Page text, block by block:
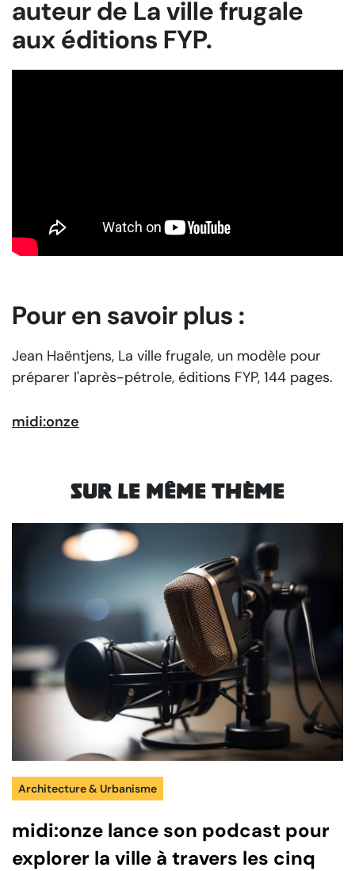
auteur de La ville frugale
aux éditions FYP.
Pour en savoir plus :
Jean Haëntjens, La ville frugale, un modèle pour
préparer l'après-pétrole, éditions FYP, 144 pages.
midi:onze
Sur le même thème
Architecture & Urbanisme
midi:onze lance son podcast pour
explorer la ville à travers les cinq